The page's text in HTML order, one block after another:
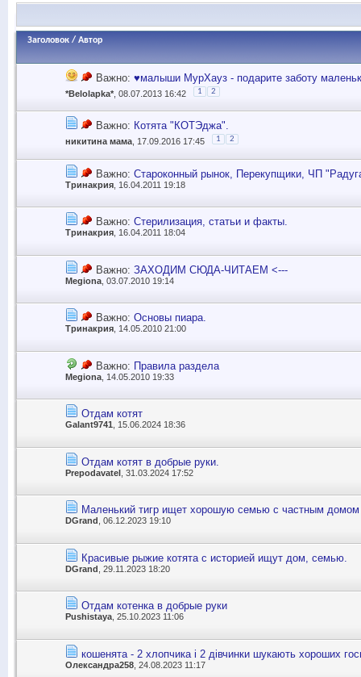
Заголовок / Автор
Важно: ♥малыши МурХауз - подарите заботу
*Belolapka* , 08.07.2013 16:42 1 2
Важно: Котята "КОТЭджа".
никитина мама , 17.09.2016 17:45 1 2
Важно: Староконный рынок, Перекупщики, ЧП
Тринакрия , 16.04.2011 19:18
Важно: Стерилизация, статьи и факты.
Тринакрия, 16.04.2011 18:04
Важно: ЗАХОДИМ СЮДА-ЧИТАЕМ <---
Megiona , 03.07.2010 19:14
Важно: Основы пиара.
Тринакрия , 14.05.2010 21:00
Важно: Правила раздела
Megiona , 14.05.2010 19:33
Отдам котят
Galant9741 , 15.06.2024 18:36
Отдам котят в добрые руки.
Prepodavatel , 31.03.2024 17:52
Маленький тигр ищет хорошую семью с частным
DGrand , 06.12.2023 19:10
Красивые рыжие котята с историей ищут дом, семью.
DGrand , 29.11.2023 18:20
Отдам котенка в добрые руки
Pushistaya , 25.10.2023 11:06
кошенята - 2 хлопчика і 2 дівчинки шукають хороших
Олександра258 , 24.08.2023 11:17